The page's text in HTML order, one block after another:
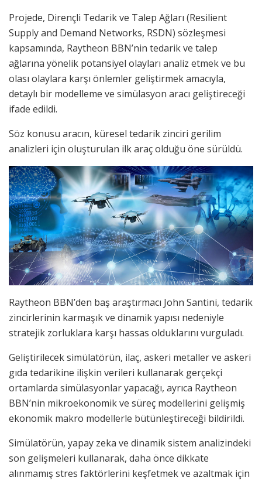
Projede, Dirençli Tedarik ve Talep Ağları (Resilient
Supply and Demand Networks, RSDN) sözleşmesi
kapsamında, Raytheon BBN’nin tedarik ve talep
ağlarına yönelik potansiyel olayları analiz etmek ve bu
olası olaylara karşı önlemler geliştirmek amacıyla,
detaylı bir modelleme ve simülasyon aracı geliştireceği
ifade edildi.
Söz konusu aracın, küresel tedarik zinciri gerilim
analizleri için oluşturulan ilk araç olduğu öne sürüldü.
Raytheon BBN’den baş araştırmacı John Santini, tedarik
zincirlerinin karmaşık ve dinamik yapısı nedeniyle
stratejik zorluklara karşı hassas olduklarını vurguladı.
Geliştirilecek simülatörün, ilaç, askeri metaller ve askeri
gıda tedarikine ilişkin verileri kullanarak gerçekçi
ortamlarda simülasyonlar yapacağı, ayrıca Raytheon
BBN’nin mikroekonomik ve süreç modellerini gelişmiş
ekonomik makro modellerle bütünleştireceği bildirildi.
Simülatörün, yapay zeka ve dinamik sistem analizindeki
son gelişmeleri kullanarak, daha önce dikkate
alınmamış stres faktörlerini keşfetmek ve azaltmak için